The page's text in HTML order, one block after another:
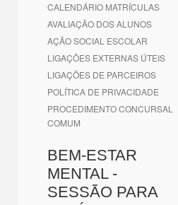
CALENDÁRIO MATRÍCULAS
AVALIAÇÃO DOS ALUNOS
AÇÃO SOCIAL ESCOLAR
LIGAÇÕES EXTERNAS ÚTEIS
LIGAÇÕES DE PARCEIROS
POLÍTICA DE PRIVACIDADE
PROCEDIMENTO CONCURSAL
COMUM
BEM-ESTAR
MENTAL -
SESSÃO PARA